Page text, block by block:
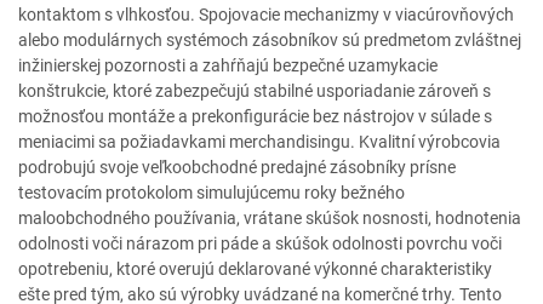
kontaktom s vlhkosťou. Spojovacie mechanizmy v viacúrovňových
alebo modulárnych systémoch zásobníkov sú predmetom zvláštnej
inžinierskej pozornosti a zahŕňajú bezpečné uzamykacie
konštrukcie, ktoré zabezpečujú stabilné usporiadanie zároveň s
možnosťou montáže a prekonfigurácie bez nástrojov v súlade s
meniacimi sa požiadavkami merchandisingu. Kvalitní výrobcovia
podrobujú svoje veľkoobchodné predajné zásobníky prísne
testovacím protokolom simulujúcemu roky bežného
maloobchodného používania, vrátane skúšok nosnosti, hodnotenia
odolnosti voči nárazom pri páde a skúšok odolnosti povrchu voči
opotrebeniu, ktoré overujú deklarované výkonné charakteristiky
ešte pred tým, ako sú výrobky uvádzané na komerčné trhy. Tento